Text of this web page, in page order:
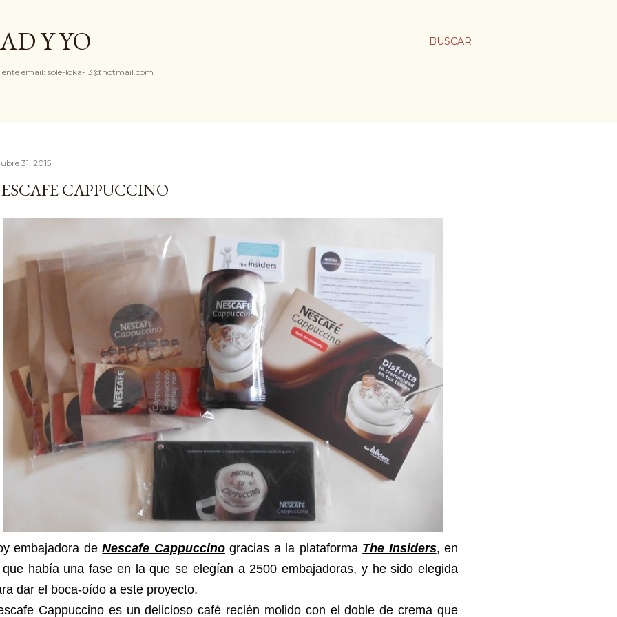
BUSCAR
Y YO
email: sole-loka-13@hotmail.com
31, 2015
CAPPUCCINO
embajadora deNescafe Cappuccinogracias a la plataforma The Insiders, en
que había una fase en la que se elegían a 2500 embajadoras, y he sido elegida
dar el boca-oído a este proyecto.
Cappuccino es un delicioso café recién molido con el doble de crema que